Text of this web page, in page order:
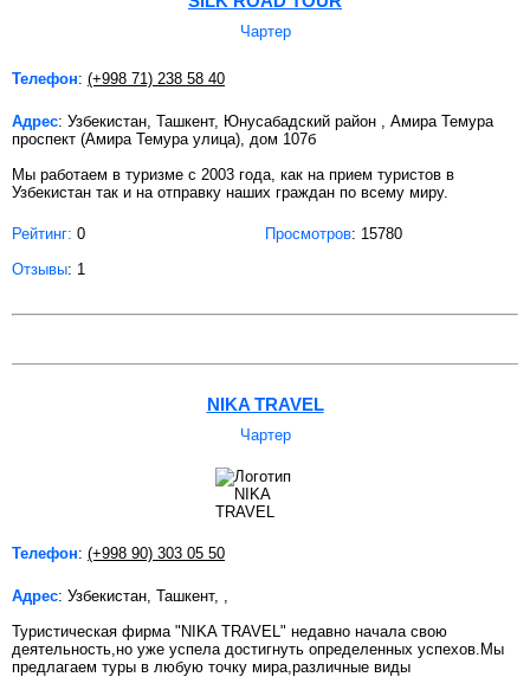
Чартер
Телефон: (+998 71) 238 58 40
Адрес: Узбекистан, Ташкент, Юнусабадский район , Амира Темура
проспект (Амира Темура улица), дом 107б
Мы работаем в туризме с 2003 года, как на прием туристов в
Узбекистан так и на отправку наших граждан по всему миру.
Рейтинг: 0 Просмотров: 15780
Отзывы: 1
NIKA TRAVEL
Чартер
Телефон: (+998 90) 303 05 50
Адрес: Узбекистан, Ташкент, ,
Туристическая фирма "NIKA TRAVEL" недавно начала свою
деятельность,но уже успела достигнуть определенных успехов.Мы
предлагаем туры в любую точку мира,различные виды